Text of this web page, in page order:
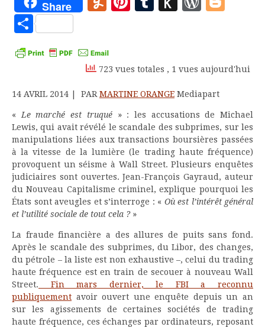
Share
Partager
723 vues totales , 1 vues aujourd'hui
14 AVRIL 2014 | PAR MARTINE ORANGE Mediapart
« Le marché est truqué » : les accusations de Michael
Lewis, qui avait révélé le scandale des subprimes, sur les
manipulations liées aux transactions boursières passées
à la vitesse de la lumière (le trading haute fréquence)
provoquent un séisme à Wall Street. Plusieurs enquêtes
judiciaires sont ouvertes. Jean-François Gayraud, auteur
du Nouveau Capitalisme criminel, explique pourquoi les
États sont aveugles et s’interroge : « Où est l’intérêt général
et l’utilité sociale de tout cela ?»
La fraude financière a des allures de puits sans fond.
Après le scandale des subprimes, du Libor, des changes,
du pétrole – la liste est non exhaustive –, celui du trading
haute fréquence est en train de secouer à nouveau Wall
Street. Fin mars dernier, le FBI a reconnu
publiquement avoir ouvert une enquête depuis un an
sur les agissements de certaines sociétés de trading
haute fréquence, ces échanges par ordinateurs, reposant